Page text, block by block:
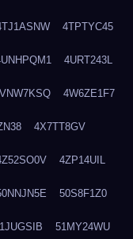
4TPTYC45
4URT243L
4W6ZE1F7
4X7TT8GV
4ZP14UIL
50S8F1Z0
51MY24WU